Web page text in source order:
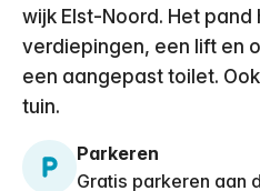
wijk Elst-Noord. Het
verdiepingen, een lift en
een aangepast toilet.
tuin.
Parkeren
Gratis parkeren aan